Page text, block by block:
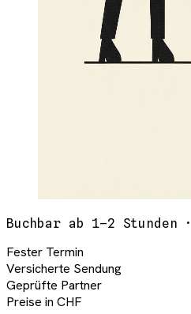
Buchbar ab 1–2
Fester Termin
Versicherte Sendung
Geprüfte Partner
Preise in CHF